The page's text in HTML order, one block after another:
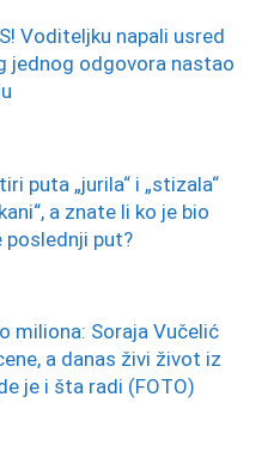
Voditeljku napali usred
jednog odgovora nastao
puta „jurila“ i „stizala“
a znate li ko je bio
poslednji put?
miliona: Soraja Vučelić
a danas živi život iz
je i šta radi (FOTO)